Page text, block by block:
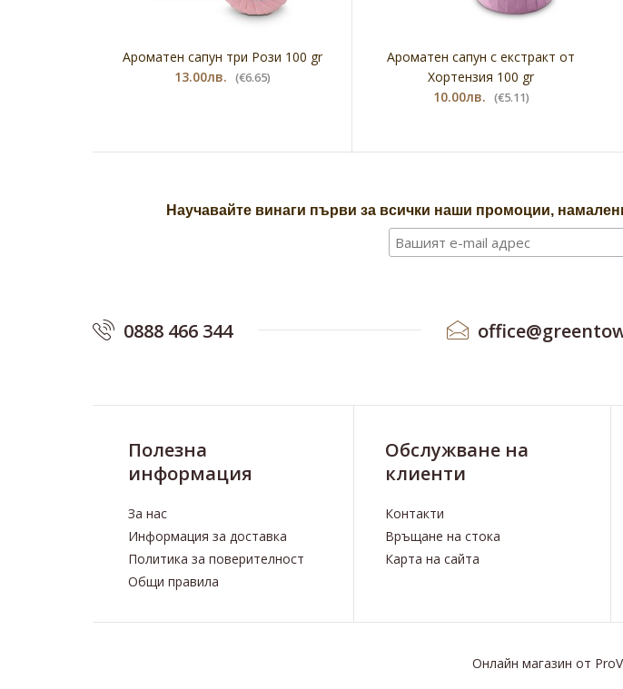
Ароматен сапун три Рози 100 gr
13.00лв. (€6.65)
Ароматен сапун с екстракт от
Хортензия 100 gr
10.00лв. (€5.11)
Научавайте винаги първи за всички наши промоции,
0888 466 344
Полезна
информация
За нас
Информация за доставка
Политика за поверителност
Общи правила
Oбслужване на
клиенти
Контакти
Връщане на стока
Карта на сайта
Онлайн магазин от